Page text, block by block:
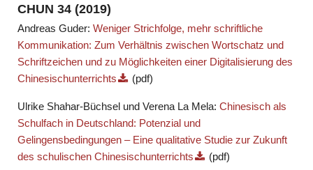
CHUN 34 (2019)
Andreas Guder: Weniger Strichfolge, mehr schriftliche
Kommunikation: Zum Verhältnis zwischen Wortschatz und
Schriftzeichen und zu Möglichkeiten einer Digitalisierung des
Chinesischunterrichts
(pdf)
Ulrike Shahar-Büchsel und Verena La Mela: Chinesisch als
Schulfach in Deutschland: Potenzial und
Gelingensbedingungen – Eine qualitative Studie zur Zukunft
des schulischen Chinesischunterrichts
(pdf)